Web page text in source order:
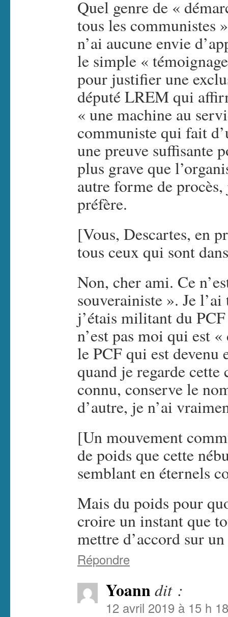
Quel genre de «
tous les communistes
n’ai aucune envie
le simple «
pour justifier une
député LREM qui
« une machine au
communiste qui fait
une preuve suffisante
plus grave que
autre forme de
préfère.
[Vous, Descartes, en
tous ceux qui sont
Non, cher ami. Ce
souverainiste ». Je
j’étais militant du
n’est pas moi qui est
le PCF qui est devenu
quand je regarde
connu, conserve le
d’autre, je n’ai
[Un mouvement
de poids que cette
semblant en éternels
Mais du poids pour
croire un instant que
mettre d’accord sur
Répondre
Yoann dit :
12 avril 2019 à 15 h